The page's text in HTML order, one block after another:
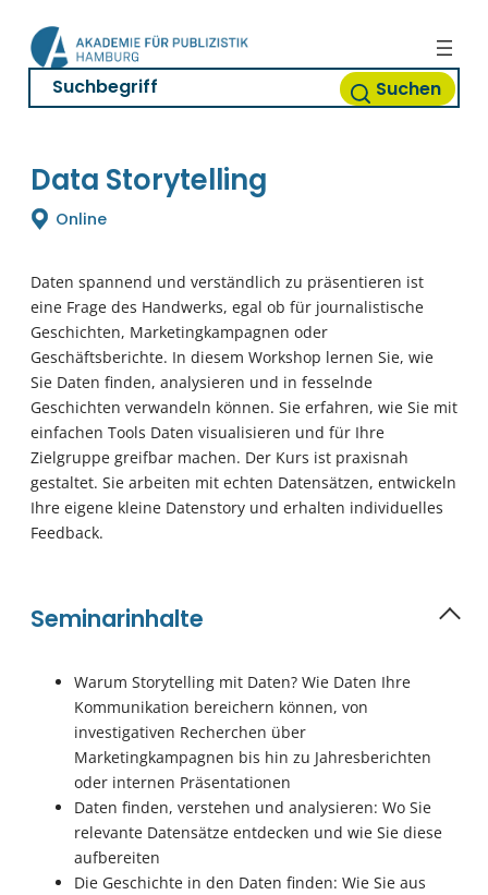
Inhalt
springen
Suchen
Data Storytelling
Online
Daten spannend und verständlich zu präsentieren ist
eine Frage des Handwerks, egal ob für journalistische
Geschichten, Marketingkampagnen oder
Geschäftsberichte. In diesem Workshop lernen Sie, wie
Sie Daten finden, analysieren und in fesselnde
Geschichten verwandeln können. Sie erfahren, wie Sie mit
einfachen Tools Daten visualisieren und für Ihre
Zielgruppe greifbar machen. Der Kurs ist praxisnah
gestaltet. Sie arbeiten mit echten Datensätzen, entwickeln
Ihre eigene kleine Datenstory und erhalten individuelles
Feedback.
Seminarinhalte
Warum Storytelling mit Daten? Wie Daten Ihre
Kommunikation bereichern können, von
investigativen Recherchen über
Marketingkampagnen bis hin zu Jahresberichten
oder internen Präsentationen
Daten finden, verstehen und analysieren: Wo Sie
relevante Datensätze entdecken und wie Sie diese
aufbereiten
Die Geschichte in den Daten finden: Wie Sie aus